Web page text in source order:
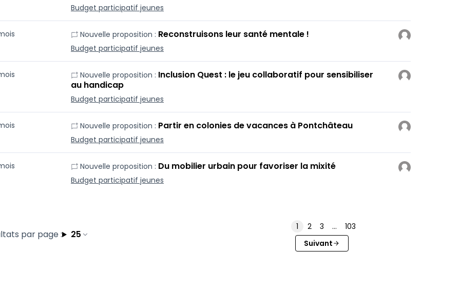
Budget participatif jeunes
Nouvelle proposition : Reconstruisons leur santé mentale !
Budget participatif jeunes
Nouvelle proposition : Inclusion Quest : le jeu collaboratif pour sensibiliser
au handicap
Budget participatif jeunes
Nouvelle proposition : Partir en colonies de vacances à Pontchâteau
Budget participatif jeunes
Nouvelle proposition : Du mobilier urbain pour favoriser la mixité
Budget participatif jeunes
par page : 25
1 2 3 …
103
Suivant